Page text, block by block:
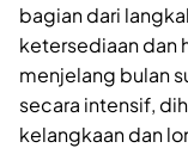
bagian dari
ketersediaan dan
menjelang bulan
secara intensif,
kelangkaan dan